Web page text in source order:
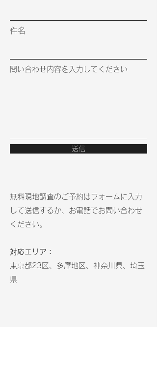
件名
問い合わせ内容を入力してください
送信
無料現地調査のご予約はフォームに入力
して送信するか、お電話でお問い合わせ
ください。
対応エリア：
東京都23区、多摩地区、神奈川県、埼玉
県